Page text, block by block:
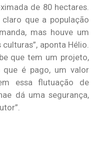
de 80 hectares.
que a população
mas houve um
aponta Hélio.
que tem um projeto,
é pago, um valor
essa flutuação de
dá uma segurança,